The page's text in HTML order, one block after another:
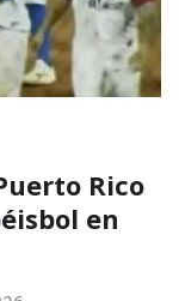
Rico
en